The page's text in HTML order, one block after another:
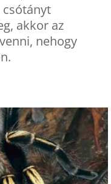
csótányt
akkor az
nehogy